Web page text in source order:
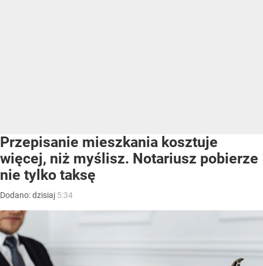
Przepisanie mieszkania kosztuje
więcej, niż myślisz. Notariusz pobierze
nie tylko taksę
Dodano:dzisiaj 5:34